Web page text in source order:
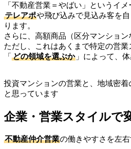
「不動産営業＝やばい」というイ
テレアポや飛び込みで見込み客を
ります。
さらに、高額商品（区分マンション
ただし、これはあくまで特定の営業
「 どの領域を選ぶか 」によって、
投資マンションの営業と、地域密
と思っています
企業・営業スタイルで
不動産仲介営業の働きやすさを左